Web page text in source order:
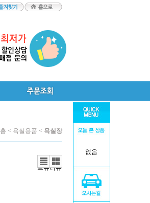
없음
홈 < 욕실용품 < 욕실장
리스
트뷰
갤러
리뷰